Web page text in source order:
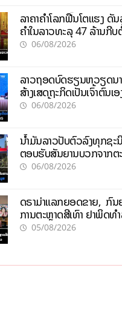
ລາຄາຄຳໂລກຟື້ນໂຕແຮງ ດັນ
ຄຳໃນລາວທະລຸ 47 ລ້ານກີບ
06/08/2026
ລາວຖອດບົດຮຽນຫວຽດນ
ສ້າງເສດຖະກິດເປັນເຈົ້າຕົນເອ
ກ້າວສູ່ເປົ້າໝາຍ 2035
06/08/2026
ນໍ້າມັນລາວປັບຕົວລົງທຸກຊະ
ຕອບຮັບສັນຍານບວກຈາກຕ
ໂລກ ແລະ ຊ່ອງແຄບຮໍມູສ
06/08/2026
ດຣາມ່າແລກຍອດຂາຍ, ກົ
ການຕະຫຼາດສີເທົາ ຢາພິດທ
ທຸລະກິດ ໄລຍະຍາວ
05/08/2026